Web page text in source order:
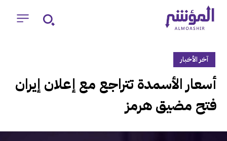
آخر الأخبار
‏أسعار الأسمدة تتراجع مع إعلان إيران
فتح مضيق هرمز